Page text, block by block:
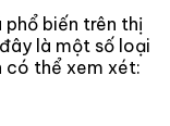
biến trên thị
là một số loại
có thể xem xét: